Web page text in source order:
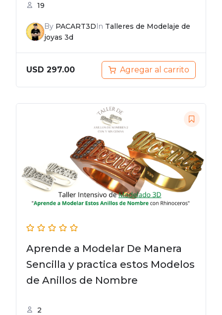
19
By PACART3DIn Talleres de Modelaje de
joyas 3d
USD 297.00 Agregar al carrito
Aprende a Modelar De Manera
Sencilla y practica estos Modelos
de Anillos de Nombre
2